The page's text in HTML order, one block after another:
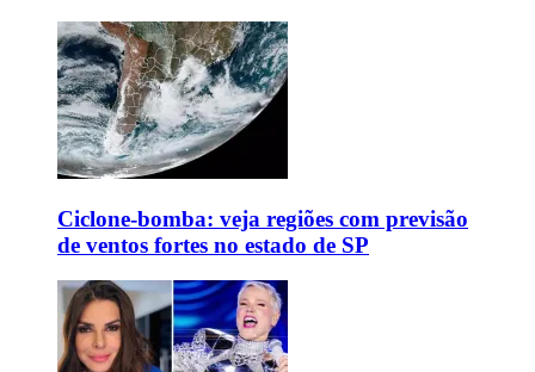
Ciclone-bomba: veja regiões com previsão
de ventos fortes no estado de SP